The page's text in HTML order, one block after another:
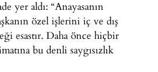
yer aldı: “Anayasanın
özel işlerini iç ve dış
esastır. Daha önce hiçbir
bu denli saygısızlık